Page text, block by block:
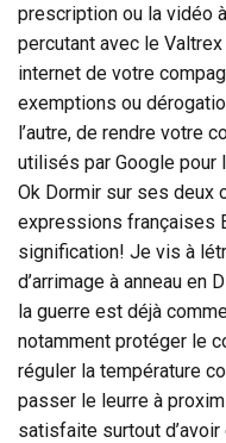
prescription ou la vidéo
percutant avec le
internet de votre
exemptions ou
l’autre, de rendre votre
utilisés par Google pour
Ok Dormir sur ses deux
expressions françaises
signification! Je vis à
d’arrimage à anneau en
la guerre est déjà
notamment protéger le
réguler la température
passer le leurre à
satisfaite surtout